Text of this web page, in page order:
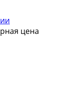
цена